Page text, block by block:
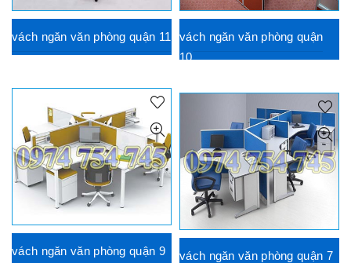
vách ngăn văn phòng quận 11
vách ngăn văn phòng quận
10
vách ngăn văn phòng quận 9 vách ngăn văn phòng quận 7